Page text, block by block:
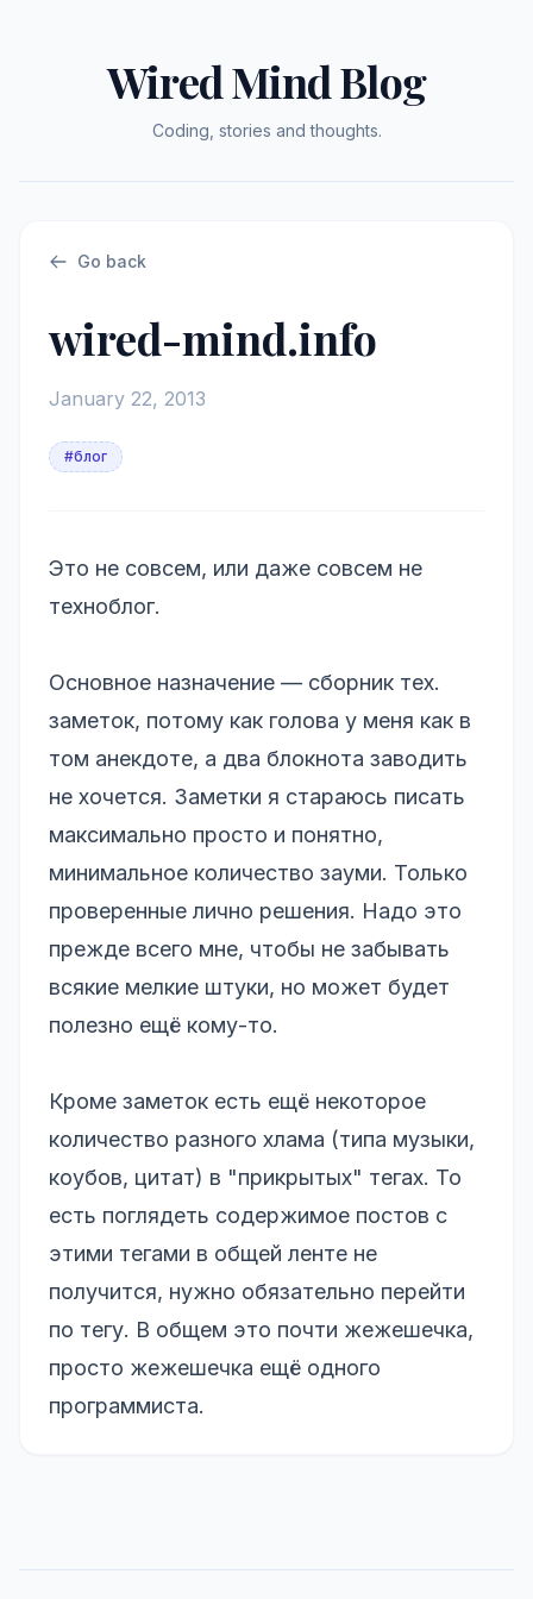
Wired Mind Blog
Coding, stories and thoughts.
Go back
wired-mind.info
January 22, 2013
#блог
Это не совсем, или даже совсем не
техноблог.
Основное назначение — сборник тех.
заметок, потому как голова у меня как в
том анекдоте, а два блокнота заводить
не хочется. Заметки я стараюсь писать
максимально просто и понятно,
минимальное количество зауми. Только
проверенные лично решения. Надо это
прежде всего мне, чтобы не забывать
всякие мелкие штуки, но может будет
полезно ещё кому-то.
Кроме заметок есть ещё некоторое
количество разного хлама (типа музыки,
коубов, цитат) в "прикрытых" тегах. То
есть поглядеть содержимое постов с
этими тегами в общей ленте не
получится, нужно обязательно перейти
по тегу. В общем это почти жежешечка,
просто жежешечка ещё одного
программиста.